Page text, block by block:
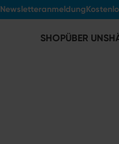
Newsletteranmeldung
SHOPÜBER UNS